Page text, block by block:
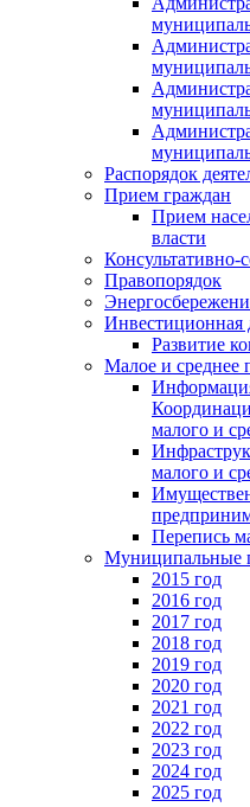
Распорядок
Прием граждан
Прием
власти
Консультативно-
Правопорядок
Инвестиционная
Развитие
Малое и среднее
малого и
малого и
Перепись
Муниципальные
2015 год
2016 год
2017 год
2018 год
2019 год
2020 год
2021 год
2022 год
2023 год
2024 год
2025 год